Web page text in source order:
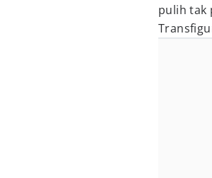
pulih tak